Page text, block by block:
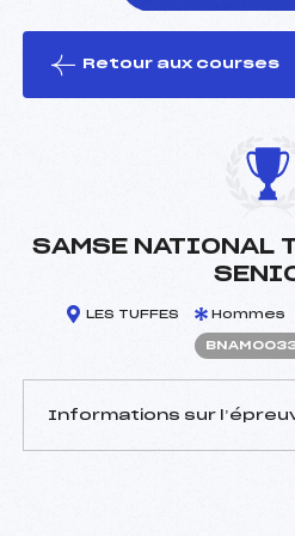
le ski
Retour aux courses
SAMSE NATIONAL
LES TUFFES Hommes
Informations sur